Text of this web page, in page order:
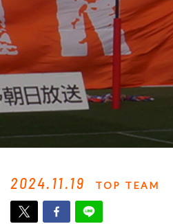
2024.11.19 TOP TEAM